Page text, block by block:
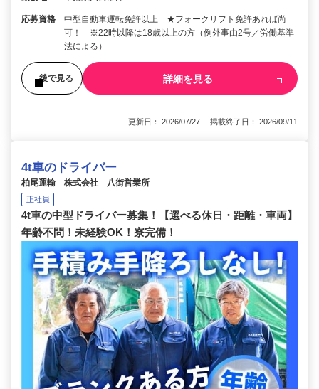
応募資格
中型自動車運転免許以上 ★フォークリフト免許あれば尚
可！ ※22時以降は18歳以上の方（例外事由2号／労働基準
法による）
後で見る 詳細を見る
更新日： 2026/07/27 掲載終了日： 2026/09/11
4t車のドライバー
柏尾運輸 株式会社 八街営業所
正社員
4t車の中型ドライバー募集！【選べる休日・距離・車両】
年齢不問！未経験OK！寮完備！